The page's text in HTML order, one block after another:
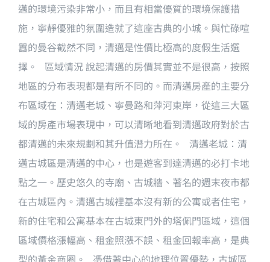
邁的環境污染非常小，而且有相當優質的環境保護措
施，寧靜優雅的氛圍造就了這座古典的小城。與忙碌喧
囂的曼谷截然不同，清邁是性價比極高的度假生活選
擇。 區域情況 說起清邁的房價其實並不是很高，按照
地區的分布表現都是有所不同的。而清邁房產的主要分
布區域在：清邁老城、寧曼路和萍河東岸，從這三大區
域的房產市場表現中，可以清晰地看到清邁政府對於古
都清邁的未來規劃和其升值潛力所在。 清邁老城：清
邁古城區是清邁的中心，也是遊客到達清邁的必打卡地
點之一。歷史悠久的寺廟、古城牆、著名的週末夜市都
在古城區內。清邁古城裡基本沒有新的公寓或者住宅，
新的住宅和公寓基本在古城東門外的塔佩門區域，這個
區域價格漲幅高、租金照漲不誤、租金回報率高，是典
型的黃金商圈。 憑借著中心的地理位置優勢，古城區